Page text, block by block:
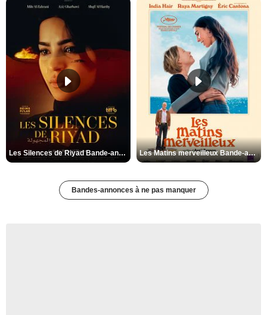
Les Silences de Riyad Bande-annonce VO STFR Les Matins merveilleux Bande-annonce VF
Bandes-annonces à ne pas manquer